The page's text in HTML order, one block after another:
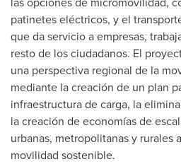
patinetes eléctricos, y el
que da servicio a empresas,
resto de los ciudadanos. El
una perspectiva regional de la
mediante la creación de un plan
infraestructura de carga, la
la creación de economías de
urbanas, metropolitanas y rurales
movilidad sostenible.